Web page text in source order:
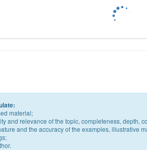
material;
and relevance of the topic, completeness, depth,
and the accuracy of the examples, illustrative